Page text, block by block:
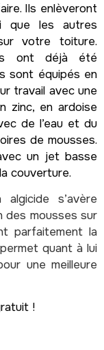
Ils enlèveront
que les autres
votre toiture.
ont déjà été
sont équipés en
travail avec une
zinc, en ardoise
de l’eau et du
de mousses.
un jet basse
couverture.
algicide s’avère
des mousses sur
parfaitement la
quant à lui
une meilleure
!